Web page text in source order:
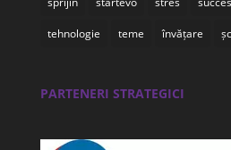
tehnologie teme învățare
PARTENERI STRATEGICI